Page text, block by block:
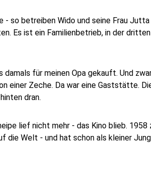
- so betreiben Wido und seine Frau Jutta
Es ist ein Familienbetrieb, in der
für meinen Opa gekauft. Und
einer Zeche. Da war eine Gaststätte.
dran.
lief nicht mehr - das Kino blieb.
die Welt - und hat schon als kleiner